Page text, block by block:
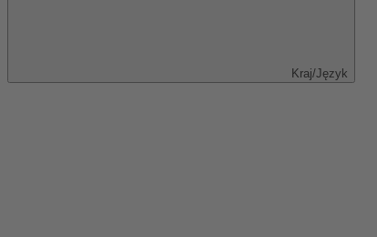
Kraj/Język